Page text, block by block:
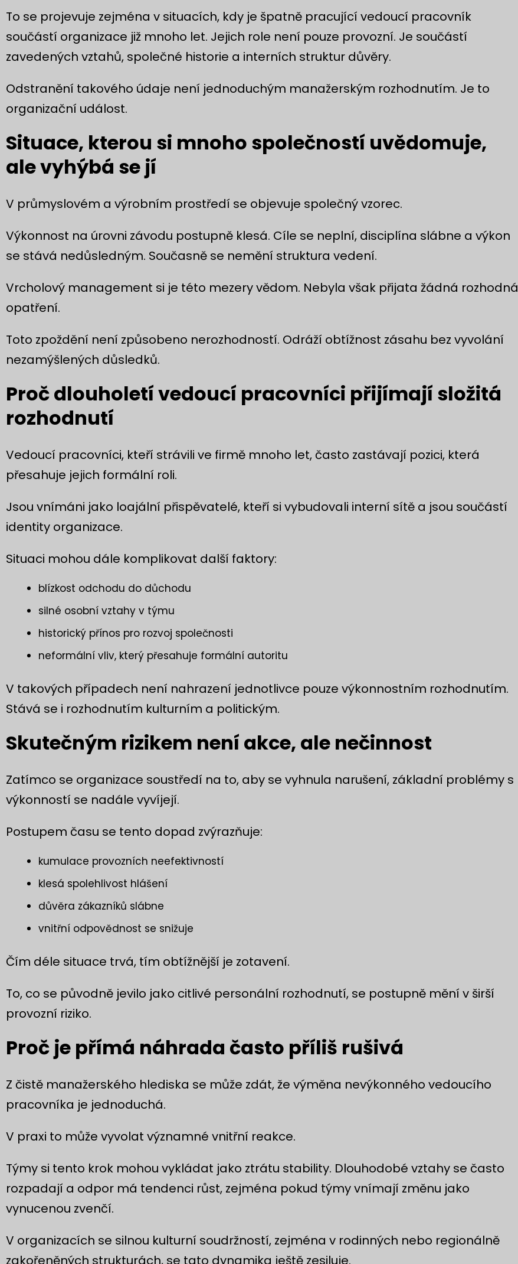
To se projevuje zejména v situacích, kdy je špatně pracující vedoucí pracovník
součástí organizace již mnoho let. Jejich role není pouze provozní. Je součástí
zavedených vztahů, společné historie a interních struktur důvěry.
Odstranění takového údaje není jednoduchým manažerským rozhodnutím. Je to
organizační událost.
Situace, kterou si mnoho společností uvědomuje,
ale vyhýbá se jí
V průmyslovém a výrobním prostředí se objevuje společný vzorec.
Výkonnost na úrovni závodu postupně klesá. Cíle se neplní, disciplína slábne a výkon
se stává nedůsledným. Současně se nemění struktura vedení.
Vrcholový management si je této mezery vědom. Nebyla však přijata žádná rozhodná
opatření.
Toto zpoždění není způsobeno nerozhodností. Odráží obtížnost zásahu bez vyvolání
nezamýšlených důsledků.
Proč dlouholetí vedoucí pracovníci přijímají složitá
rozhodnutí
Vedoucí pracovníci, kteří strávili ve firmě mnoho let, často zastávají pozici, která
přesahuje jejich formální roli.
Jsou vnímáni jako loajální přispěvatelé, kteří si vybudovali interní sítě a jsou součástí
identity organizace.
Situaci mohou dále komplikovat další faktory:
blízkost odchodu do důchodu
silné osobní vztahy v týmu
historický přínos pro rozvoj společnosti
neformální vliv, který přesahuje formální autoritu
V takových případech není nahrazení jednotlivce pouze výkonnostním rozhodnutím.
Stává se i rozhodnutím kulturním a politickým.
Skutečným rizikem není akce, ale nečinnost
Zatímco se organizace soustředí na to, aby se vyhnula narušení, základní problémy s
výkonností se nadále vyvíjejí.
Postupem času se tento dopad zvýrazňuje:
kumulace provozních neefektivností
klesá spolehlivost hlášení
důvěra zákazníků slábne
vnitřní odpovědnost se snižuje
Čím déle situace trvá, tím obtížnější je zotavení.
To, co se původně jevilo jako citlivé personální rozhodnutí, se postupně mění v širší
provozní riziko.
Proč je přímá náhrada často příliš rušivá
Z čistě manažerského hlediska se může zdát, že výměna nevýkonného vedoucího
pracovníka je jednoduchá.
V praxi to může vyvolat významné vnitřní reakce.
Týmy si tento krok mohou vykládat jako ztrátu stability. Dlouhodobé vztahy se často
rozpadají a odpor má tendenci růst, zejména pokud týmy vnímají změnu jako
vynucenou zvenčí.
V organizacích se silnou kulturní soudržností, zejména v rodinných nebo regionálně
zakořeněných strukturách, se tato dynamika ještě zesiluje.